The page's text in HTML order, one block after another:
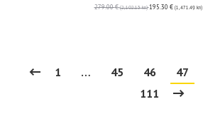
279.00€ (2,102.13 kn) 195.30 € (1,471.49 kn)
1 … 45 46 47
111